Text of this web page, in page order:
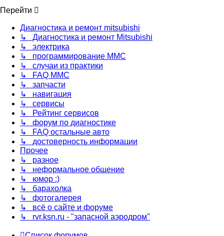
Перейти
Диагностика и ремонт mitsubishi
↳ Диагностика и ремонт Mitsubishi
↳ электрика
↳ программирование MMC
↳ случаи из практики
↳ FAQ MMC
↳ запчасти
↳ навигация
↳ сервисы
↳ Рейтинг сервисов
↳ форум по диагностике
↳ FAQ остальные авто
↳ достоверность информации
Прочее
↳ разное
↳ неформальное общение
↳ юмор :)
↳ барахолка
↳ фотогалерея
↳ всё о сайте и форуме
↳ rvr.ksn.ru - "запасной аэродром"